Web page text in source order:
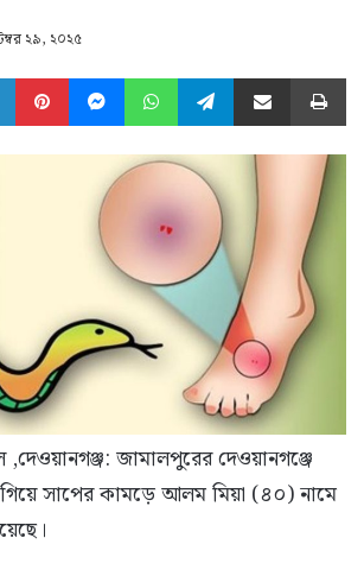
২৯, ২০২৫
LinkedInPinterestMessengerWhatsAppTelegramShare via Email
জামালপুরের দেওয়ানগঞ্জে
সাপের কামড়ে আলম মিয়া (৪০) নামে